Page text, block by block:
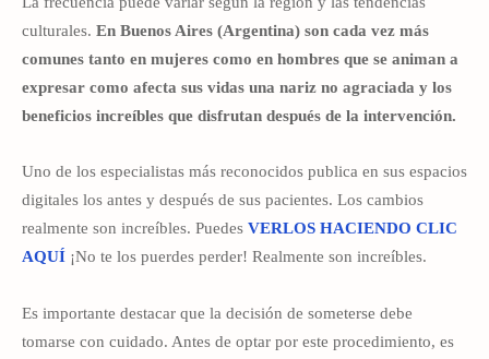
culturales. En Buenos Aires (Argentina) son cada vez más
comunes tanto en mujeres como en hombres que se animan a
expresar como afecta sus vidas una nariz no agraciada y los
beneficios increíbles que disfrutan después de la intervención.
Uno de los especialistas más reconocidos publica en sus espacios
digitales los antes y después de sus pacientes. Los cambios
realmente son increíbles. Puedes VERLOS HACIENDO CLIC
AQUÍ ¡No te los puerdes perder! Realmente son increíbles.
Es importante destacar que la decisión de someterse debe
tomarse con cuidado. Antes de optar por este procedimiento, es